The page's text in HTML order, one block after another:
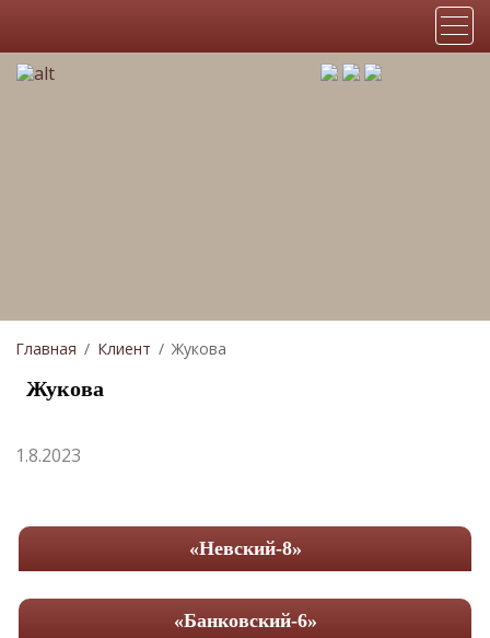
«Невский-8»
«Банковский-6»
Главная Клиент Жукова
Жукова
1.8.2023